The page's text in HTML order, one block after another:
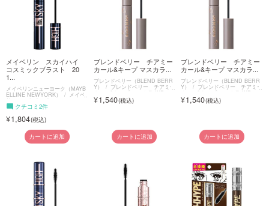
メイベリン スカイハイ
コスミックブラスト 20
1...
メイベリンニューヨーク（MAYB
ELLINE NEWYORK） メイベ
リン スカイハイ
クチコミ2件
1,804
カートに追加
ブレンドベリー チアミー
カール&キープ マスカラ...
ブレンドベリー（BLEND BERR
Y） ブレンドベリー チアミー
カール&キープ マスカラ WP
1,540
カートに追加
ブレンドベリー チアミー
カール&キープ マスカラ...
ブレンドベリー（BLEND BERR
Y） ブレンドベリー チアミー
カール&キープ マスカラ WP
1,540
カートに追加